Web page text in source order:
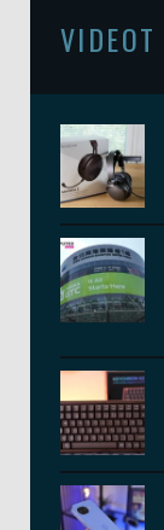
VIDEOT